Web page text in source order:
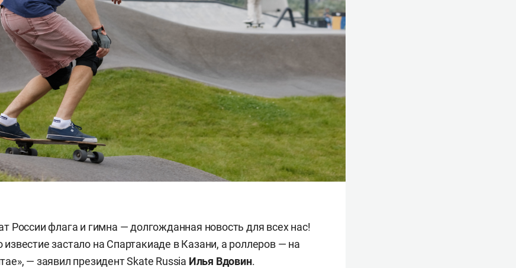
России флага и гимна — долгожданная новость для всех нас!
известие застало на Спартакиаде в Казани, а роллеров — на
— заявил президент Skate Russia Илья Вдовин.